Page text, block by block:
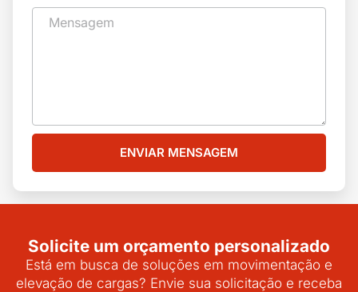
ENVIAR MENSAGEM
Solicite um orçamento personalizado
Está em busca de soluções em movimentação e
elevação de cargas? Envie sua solicitação e receba